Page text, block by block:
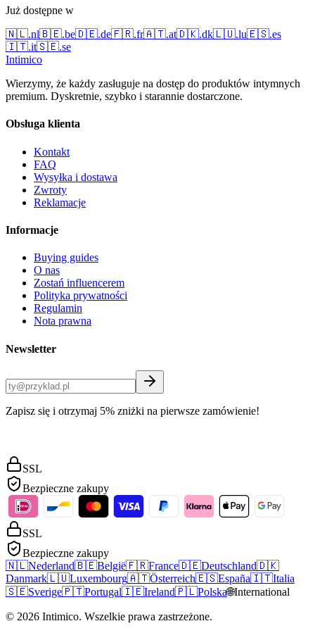
Już dostępne w
🇳🇱.nl🇧🇪.be🇩🇪.de🇫🇷.fr🇦🇹.at🇩🇰.dk🇱🇺.lu🇪🇸.es
🇮🇹.it🇸🇪.se
Intimico
Wierzymy, że każdy zasługuje na dostęp do produktów intymnych
premium. Dyskretnie, szybko i starannie dostarczone.
Obsługa klienta
Kontakt
FAQ
Wysyłka i dostawa
Zwroty
Reklamacje
Informacje
Buying guides
O nas
Zostań influencerem
Polityka prywatności
Regulamin
Nota prawna
Newsletter
Zapisz się i otrzymaj 5% zniżki na pierwsze zamówienie!
SSL
Bezpieczne zakupy
SSL
Bezpieczne zakupy
🇳🇱Nederland🇧🇪België🇫🇷France🇩🇪Deutschland🇩🇰
Danmark🇱🇺Luxembourg🇦🇹Österreich🇪🇸España🇮🇹Italia
🇸🇪Sverige🇵🇹Portugal🇮🇪Ireland🇵🇱Polska🌐International
© 2026 Intimico. Wszelkie prawa zastrzeżone.